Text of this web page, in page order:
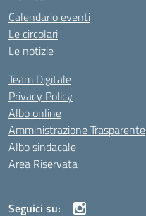
Calendario eventi
Le circolari
Le notizie
Team Digitale
Privacy Policy
Albo online
Amministrazione Trasparente
Albo sindacale
Area Riservata
Seguici su: